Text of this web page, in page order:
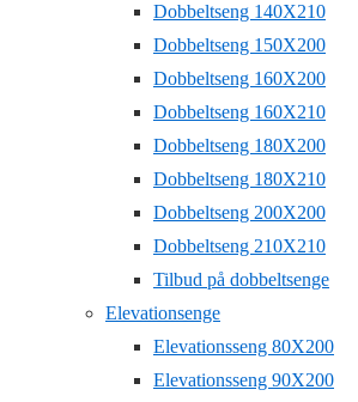
Dobbeltseng 140X210
Dobbeltseng 150X200
Dobbeltseng 160X200
Dobbeltseng 160X210
Dobbeltseng 180X200
Dobbeltseng 180X210
Dobbeltseng 200X200
Dobbeltseng 210X210
Tilbud på dobbeltsenge
Elevationsenge
Elevationsseng 80X200
Elevationsseng 90X200